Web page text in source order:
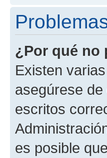
¿Por qué no
Existen
asegúrese
escritos
es posible